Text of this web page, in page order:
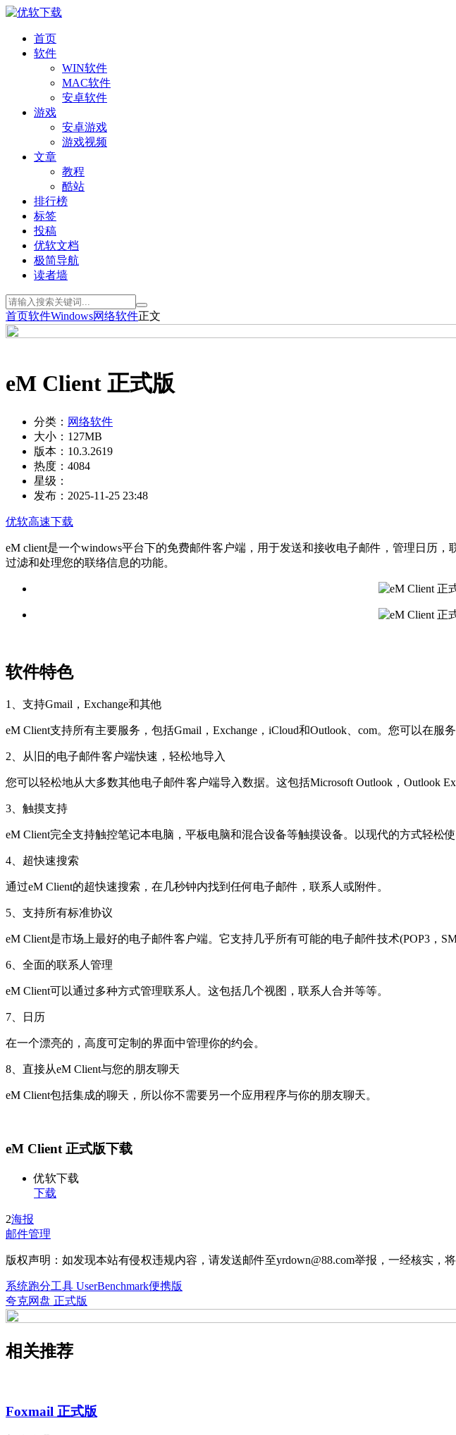
首页
软件
WIN软件
MAC软件
安卓软件
游戏
安卓游戏
游戏视频
文章
教程
酷站
排行榜
标签
投稿
优软文档
极简导航
读者墙
首页软件Windows网络软件正文
eM Client 正式版
分类： 网络软件
大小： 127MB
版本： 10.3.2619
热度： 4084
星级：
发布： 2025-11-25 23:48
优软高速下载
eM client是一个windows平台下的免费邮件客户端，用于发送和接收电子邮件，管理日历
过滤和处理您的联络信息的功能。
软件特色
1、支持Gmail，Exchange和其他
eM Client支持所有主要服务，包括Gmail，Exchange，iCloud和Outlook、com。您可以在服
2、从旧的电子邮件客户端快速，轻松地导入
您可以轻松地从大多数其他电子邮件客户端导入数据。这包括Microsoft Outlook，Outlook
3、触摸支持
eM Client完全支持触控笔记本电脑，平板电脑和混合设备等触摸设备。以现代的方式轻松
4、超快速搜索
通过eM Client的超快速搜索，在几秒钟内找到任何电子邮件，联系人或附件。
5、支持所有标准协议
eM Client是市场上最好的电子邮件客户端。它支持几乎所有可能的电子邮件技术(POP3，
6、全面的联系人管理
eM Client可以通过多种方式管理联系人。这包括几个视图，联系人合并等等。
7、日历
在一个漂亮的，高度可定制的界面中管理你的约会。
8、直接从eM Client与您的朋友聊天
eM Client包括集成的聊天，所以你不需要另一个应用程序与你的朋友聊天。
eM Client 正式版下载
优软下载
下载
2海报
邮件管理
版权声明：如发现本站有侵权违规内容，请发送邮件至yrdown@88.com举报，一经核实，将
系统跑分工具 UserBenchmark便携版
夸克网盘 正式版
相关推荐
Foxmail 正式版